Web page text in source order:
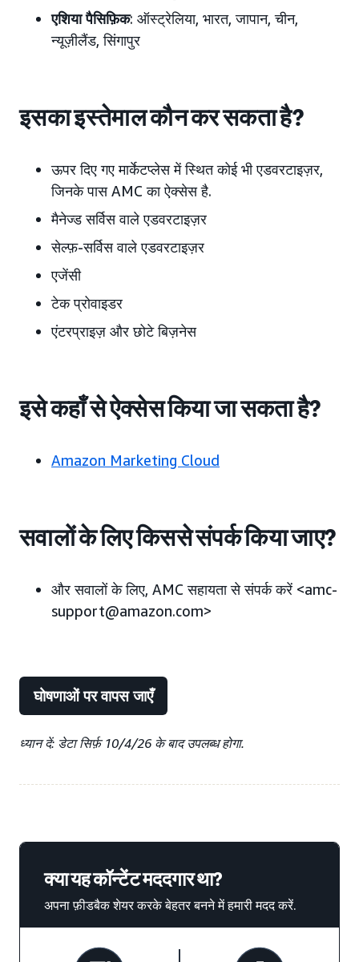
एशिया पैसिफ़िक: ऑस्ट्रेलिया, भारत, जापान, चीन,
न्यूज़ीलैंड, सिंगापुर
इसका इस्तेमाल कौन कर सकता है?
ऊपर दिए गए मार्केटप्लेस में स्थित कोई भी एडवरटाइज़र,
जिनके पास AMC का ऐक्सेस है.
मैनेज्ड सर्विस वाले एडवरटाइज़र
सेल्फ़-सर्विस वाले एडवरटाइज़र
एजेंसी
टेक प्रोवाइडर
एंटरप्राइज़ और छोटे बिज़नेस
इसे कहाँ से ऐक्सेस किया जा सकता है?
Amazon Marketing Cloud
सवालों के लिए किससे संपर्क किया जाए?
और सवालों के लिए, AMC सहायता से संपर्क करें <amc-
support@amazon.com>
घोषणाओं पर वापस जाएँ
ध्यान दें: डेटा सिर्फ़ 10/4/26 के बाद उपलब्ध होगा.
क्या यह कॉन्टेंट मददगार था?
अपना फ़ीडबैक शेयर करके बेहतर बनने में हमारी मदद करें.